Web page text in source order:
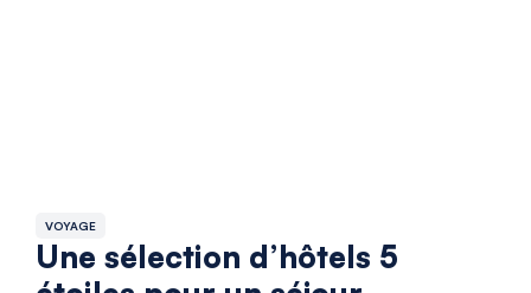
VOYAGE
Une sélection d’hôtels 5